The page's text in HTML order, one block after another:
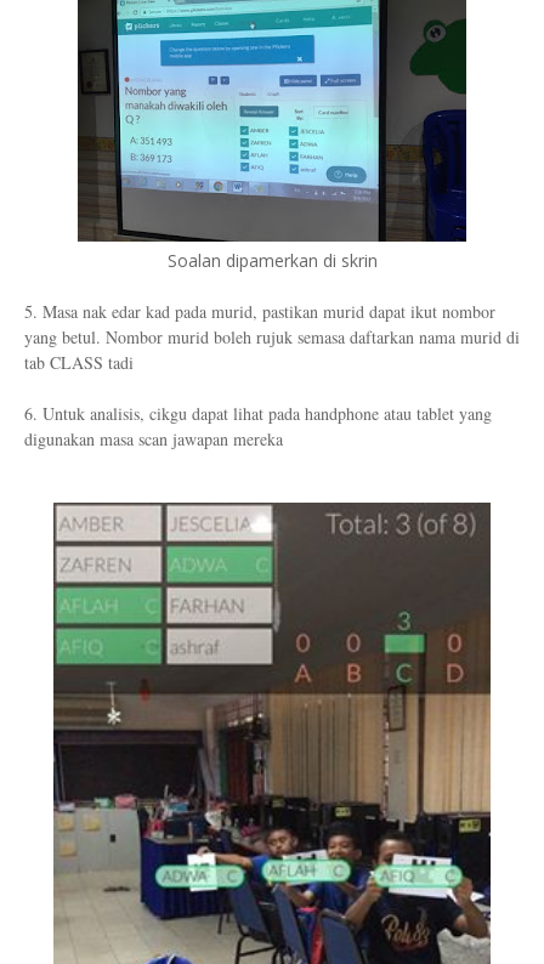
Soalan dipamerkan di skrin
5. Masa nak edar kad pada murid, pastikan murid dapat ikut nombor
yang betul. Nombor murid boleh rujuk semasa daftarkan nama murid di
tab CLASS tadi
6. Untuk analisis, cikgu dapat lihat pada handphone atau tablet yang
digunakan masa scan jawapan mereka